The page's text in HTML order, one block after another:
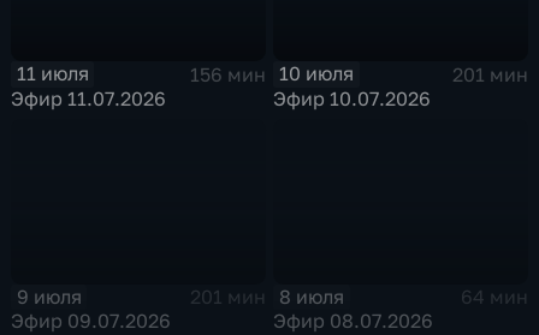
11 июля
156 мин
Эфир 11.07.2026
10 июля
201 мин
Эфир 10.07.2026
9 июля
201 мин
Эфир 09.07.2026
8 июля
64 мин
Эфир 08.07.2026